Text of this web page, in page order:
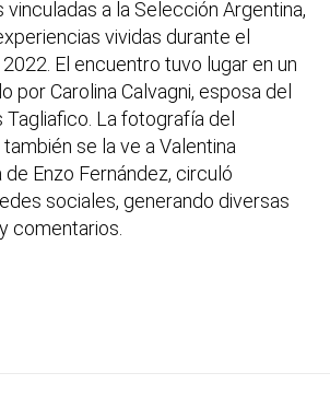
vinculadas a la Selección Argentina,
vividas durante el
El encuentro tuvo lugar en un
por Carolina Calvagni, esposa del
La fotografía del
se la ve a Valentina
de Enzo Fernández, circuló
sociales, generando diversas
comentarios.